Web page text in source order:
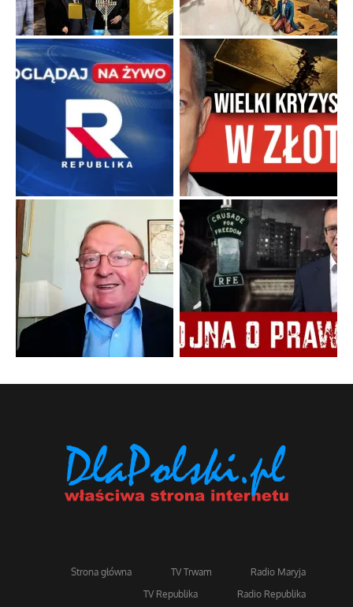
Strona główna TV Trwam
Radio Maryja
TV Republika
Radio Republika